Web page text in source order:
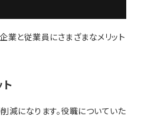
業と従業員にさまざまなメリット
減になります。役職についていた